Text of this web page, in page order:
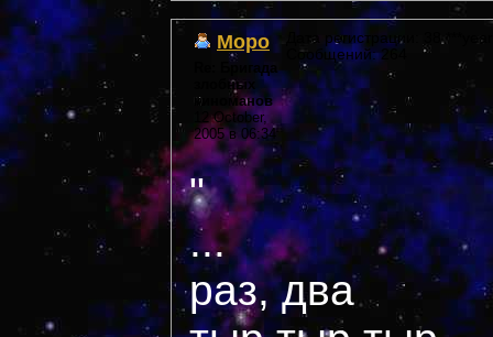
Моро
Re: Бригада
злобных
киноманов
12 October,
2005 в 06:34
Дата регистрации: 38
Сообщений: 264
"
...
раз, два